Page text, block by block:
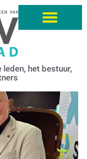
leden, het bestuur,